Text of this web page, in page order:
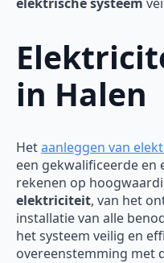
in Halen
Hetaanleggen van
een gekwalificeerde en
rekenen op
elektriciteit, van het
installatie van alle
het systeem veilig en
overeenstemming met